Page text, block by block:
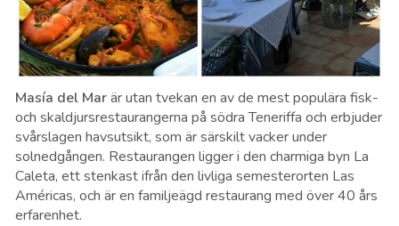
Masía del Marär utan tvekan en av de mest populära fisk-
och skaldjursrestaurangerna på södra Teneriffa och erbjuder
svårslagen havsutsikt, som är särskilt vacker under
solnedgången. Restaurangen ligger i den charmiga byn La
Caleta, ett stenkast ifrån den livliga semesterorten Las
Américas, och är en familjeägd restaurang med över 40 års
erfarenhet.